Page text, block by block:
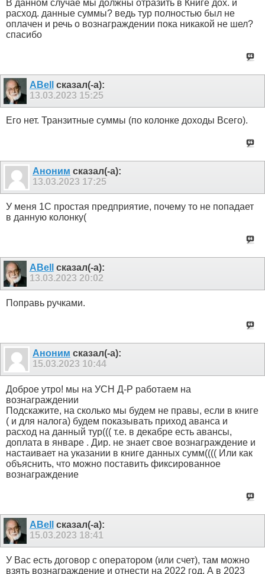
В данном случае мы должны отразить в Книге дох. и
расход. данные суммы? ведь тур полностью был не
оплачен и речь о вознаграждении пока никакой не шел?
спасибо
ABell
сказал(-а):
13.03.2023 15:25
Его нет. Транзитные суммы (по колонке доходы Всего).
Аноним сказал(-а):
13.03.2023 17:25
У меня 1С простая предприятие, почему то не попадает
в данную колонку(
ABell
сказал(-а):
13.03.2023 20:02
Поправь ручками.
Аноним сказал(-а):
15.03.2023 10:44
Доброе утро! мы на УСН Д-Р работаем на
вознаграждении
Подскажите, на сколько мы будем не правы, если в книге
( и для налога) будем показывать приход аванса и
расход на данный тур((( т.е. в декабре есть авансы,
доплата в январе . Дир. не знает свое вознаграждение и
настаивает на указании в книге данных сумм(((( Или как
объяснить, что можно поставить фиксированное
вознаграждение
ABell
сказал(-а):
15.03.2023 18:41
У Вас есть договор с оператором (или счет), там можно
взять вознаграждение и отнести на 2022 год. А в 2023